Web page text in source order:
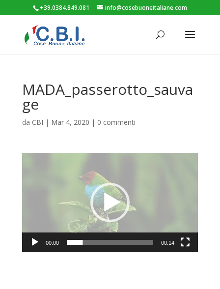
+39.0384.849.081 info@cosebuoneitaliane.com
MADA_passerotto_sauva
ge
da CBI | Mar 4, 2020 | 0 commenti
00:00 00:14